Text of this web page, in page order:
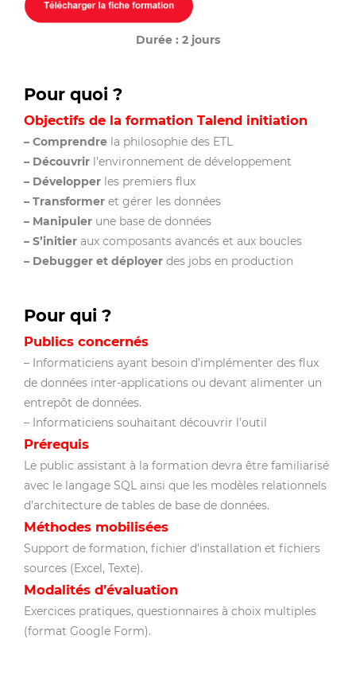
Durée : 2 jours
Pour quoi ?
Objectifs de la formation Talend initiation
– Comprendre la philosophie des ETL
– Découvrir l’environnement de développement
– Développer les premiers flux
– Transformer et gérer les données
– Manipuler une base de données
– S’initier aux composants avancés et aux boucles
– Debugger et déployer des jobs en production
Pour qui ?
Publics concernés
– Informaticiens ayant besoin d’implémenter des flux
de données inter-applications ou devant alimenter un
entrepôt de données.
– Informaticiens souhaitant découvrir l’outil
Prérequis
Le public assistant à la formation devra être familiarisé
avec le langage SQL ainsi que les modèles relationnels
d’architecture de tables de base de données.
Méthodes mobilisées
Support de formation, fichier d’installation et fichiers
sources (Excel, Texte).
Modalités d’évaluation
Exercices pratiques, questionnaires à choix multiples
(format Google Form).